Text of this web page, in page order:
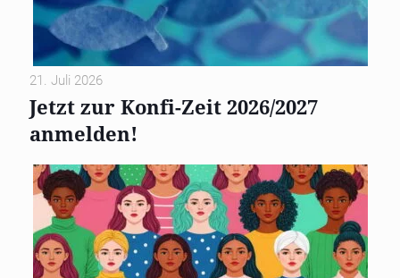
21. Juli 2026
Jetzt zur Konfi-Zeit 2026/2027
anmelden!